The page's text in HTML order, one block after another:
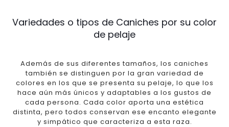
Variedades o tipos de Caniches por su color
de pelaje
Además de sus diferentes tamaños, los caniches
también se distinguen por la gran variedad de
colores en los que se presenta su pelaje, lo que los
hace aún más únicos y adaptables a los gustos de
cada persona. Cada color aporta una estética
distinta, pero todos conservan ese encanto elegante
y simpático que caracteriza a esta raza.